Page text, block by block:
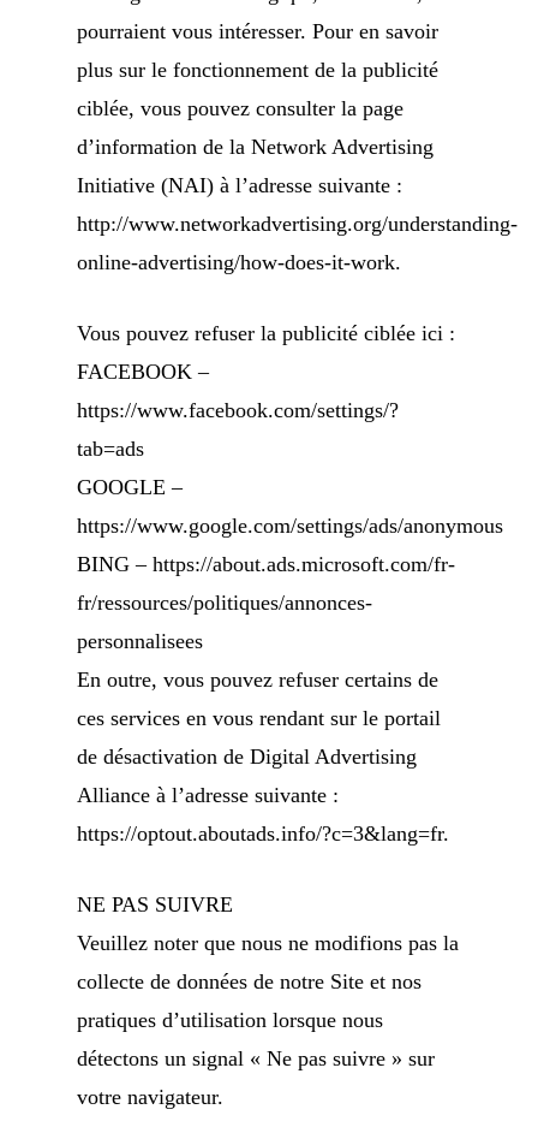
pourraient vous intéresser. Pour en savoir
plus sur le fonctionnement de la publicité
ciblée, vous pouvez consulter la page
d’information de la Network Advertising
Initiative (NAI) à l’adresse suivante :
http://www.networkadvertising.org/understanding-
online-advertising/how-does-it-work.
Vous pouvez refuser la publicité ciblée ici :
FACEBOOK –
https://www.facebook.com/settings/?
tab=ads
GOOGLE –
https://www.google.com/settings/ads/anonymous
BING – https://about.ads.microsoft.com/fr-
fr/ressources/politiques/annonces-
personnalisees
En outre, vous pouvez refuser certains de
ces services en vous rendant sur le portail
de désactivation de Digital Advertising
Alliance à l’adresse suivante :
https://optout.aboutads.info/?c=3&lang=fr.
NE PAS SUIVRE
Veuillez noter que nous ne modifions pas la
collecte de données de notre Site et nos
pratiques d’utilisation lorsque nous
détectons un signal « Ne pas suivre » sur
votre navigateur.